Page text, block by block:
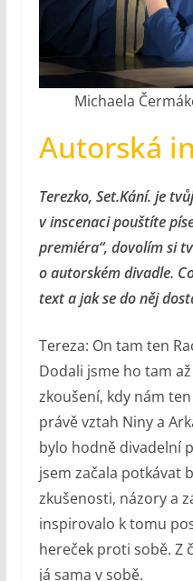
Michaela
Autorská
Terezko, Set.Kání. je
v inscenaci pouštíte
premiéra“, dovolím si
o autorském divadle.
text a jak se do něj
Tereza: On tam ten
Dodali jsme ho tam
zkoušení, kdy nám
právě vztah Niny a
bylo hodně divadelní
jsem začala potkávat
zkušenosti, názory a
inspirovalo k tomu
hereček proti sobě. Z
já sama v sobě.